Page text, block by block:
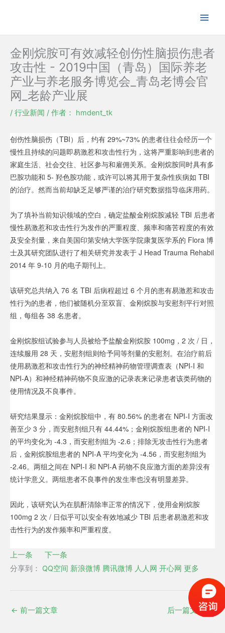
内
金刚烷胺可有效减轻创伤性脑损伤患者
攻击性 - 2019中国（青岛）国际养老
产业与养老服务博览会_青岛老博会官
网_老龄产业展
/ 行业新闻 / 作者： hmdent_tk
创伤性脑损伤（TBI）后，约有 29%~73% 的患者往往会经历一个
慢性且持续的问题即易激惹和攻击性行为，这将严重影响到患者的
家庭生活、社会交往、社区参与和雇佣关系。金刚烷胺同时具有多
巴胺功能和 5- 羟色胺功能，或许可以将其用于复杂性疾病如 TBI
的治疗。然而当前却缺乏足够严谨的治疗研究数据指导临床用药。
为了填补当前知识领域的空白，确定盐酸金刚烷胺减轻 TBI 后患者
慢性易激惹和攻击性行为发作的严重程度、频率和痛苦程度的有效
及安全剂量，来自美国印第安纳大学医学院康复医学系的 Flora 博
士及其研究团队进行了相关研究并发表于 J Head Trauma Rehabil
2014 年 9-10 月的电子期刊上。
该研究总共纳入 76 名 TBI 后病程超过 6 个月的患有易激惹和攻击
性行为的患者，他们被随机分至双盲、金刚烷胺与安慰剂平行对照
组，每组各 38 名患者。
金刚烷胺组试验参与人员被给予盐酸金刚烷胺 100mg，2 次 / 日，
连续服用 28 天，安慰剂组则给予同等剂量的安慰剂。在治疗前后
使用易激惹和攻击性行为的神经精神药物管理调查表（NPI-I 和
NPI-A）和神经精神药物不良应激的记录表来记录患者该类药物的
使用情况及不良事件。
研究结果显示：金刚烷胺组中，有 80.56% 的患者在 NPI-I 方面改
善至少 3 分，而安慰剂组只有 44.44%；金刚烷胺组患者的 NPI-I
的平均变化为 -4.3，而安慰剂组为 -2.6；排除无攻击性行为患者
后，金刚烷胺组患者的 NPI-A 平均变化为 -4.56，而安慰剂组为
-2.46。两组之间在 NPI-I 和 NPI-A 药物不良应激方面的差异没有
统计学意义。两组患者不良事件的发生率也没有明显差异。
因此，该研究认为在肌酐清除率正常的情况下，使用金刚烷胺
100mg 2 次 / 日似乎可以安全有效地减少 TBI 后患者易激惹和攻
击性行为的发作频率和严重程度。
上一条
下一条
分享到：
QQ空间 新浪微博 腾讯微博 人人网 开心网 更多
← 前一篇文章 后一篇文章→